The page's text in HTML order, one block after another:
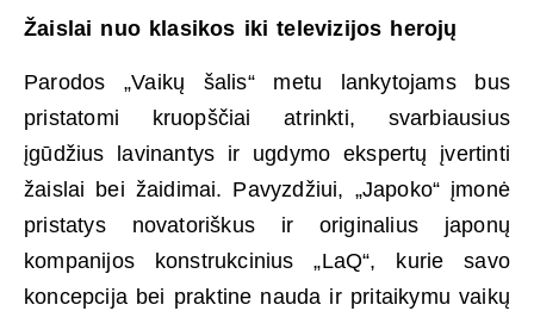
Žaislai nuo klasikos iki televizijos herojų
Parodos „Vaikų šalis“ metu lankytojams bus
pristatomi kruopščiai atrinkti, svarbiausius
įgūdžius lavinantys ir ugdymo ekspertų įvertinti
žaislai bei žaidimai. Pavyzdžiui, „Japoko“ įmonė
pristatys novatoriškus ir originalius japonų
kompanijos konstrukcinius „LaQ“, kurie savo
koncepcija bei praktine nauda ir pritaikymu vaikų